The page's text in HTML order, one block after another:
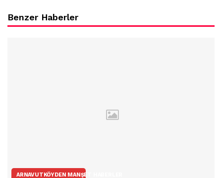
Benzer Haberler
ARNAVUTKÖYDEN MANŞET HABERLER